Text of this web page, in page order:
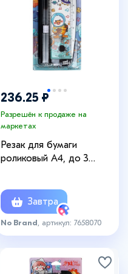
236.25 ₽
Разрешён к продаже на
маркетах
Резак для бумаги
роликовый А4, до 3
300мм,на блистере,
МИКС
Завтра
No Brand , артикул: 7658070